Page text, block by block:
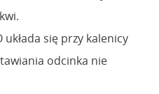
układa się przy kalenicy
odcinka nie